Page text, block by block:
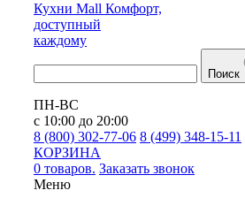
Кухни Mall Комфорт,
доступный
каждому
Поиск
ПН-ВС
с 10:00 до 20:00
8 (800) 302-77-06 8 (499) 348-15-11
КОРЗИНА
0 товаров. Заказать звонок
Меню